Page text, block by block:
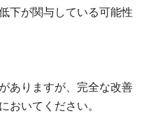
下が関与している可能性
ありますが、完全な改善
おいてください。